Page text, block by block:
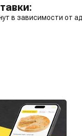
в зависимости от